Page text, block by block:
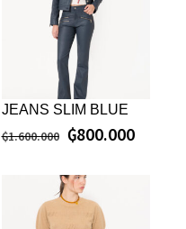
JEANS SLIM BLUE
₲1.600.000 ₲800.000